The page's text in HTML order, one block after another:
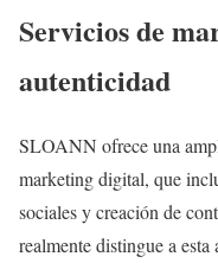
Servicios de
autenticidad
SLOANN ofrece una
marketing digital, que
sociales y creación de
realmente distingue a esta